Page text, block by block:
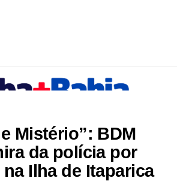
Mistério”: BDM
da polícia por
Ilha de Itaparica